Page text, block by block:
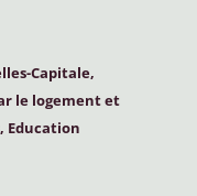
Capitale,
le logement et
Education